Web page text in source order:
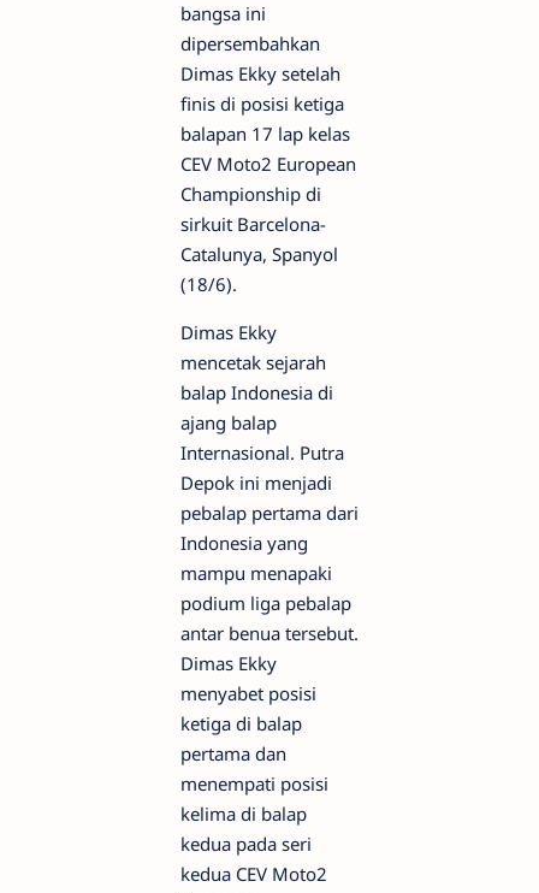
bangsa ini
dipersembahkan
Dimas Ekky setelah
finis di posisi ketiga
balapan 17 lap kelas
CEV Moto2 European
Championship di
sirkuit Barcelona-
Catalunya, Spanyol
(18/6).
Dimas Ekky
mencetak sejarah
balap Indonesia di
ajang balap
Internasional. Putra
Depok ini menjadi
pebalap pertama dari
Indonesia yang
mampu menapaki
podium liga pebalap
antar benua tersebut.
Dimas Ekky
menyabet posisi
ketiga di balap
pertama dan
menempati posisi
kelima di balap
kedua pada seri
kedua CEV Moto2